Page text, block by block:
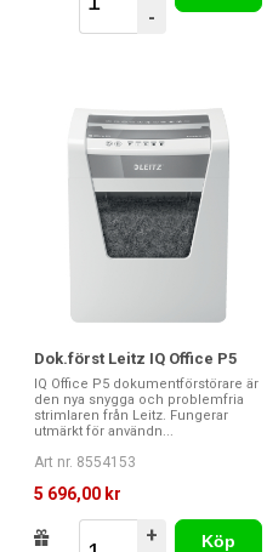
-
Dok.först Leitz IQ Office P5
IQ Office P5 dokumentförstörare är
den nya snygga och problemfria
strimlaren från Leitz. Fungerar
utmärkt för användn...
Art nr. 8554153
5 696,00 kr
+
Köp